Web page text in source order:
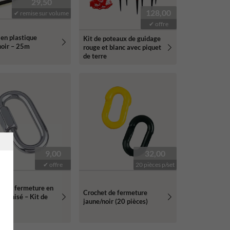
✔ remise sur volume
plastique
– 25m
128,00
✔ offre
Kit de poteaux de guidage
rouge et blanc avec piquet
de terre
9,00
✔ offre
de fermeture en
– Kit de
32,00
20 pièces p/set
Crochet de fermeture
jaune/noir (20 pièces)